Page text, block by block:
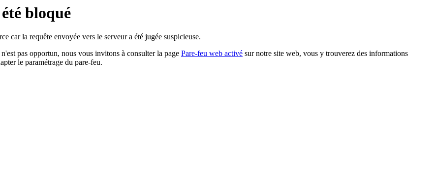
bloqué
car la requête envoyée vers le serveur a été jugée suspicieuse.
pas opportun, nous vous invitons à consulter la page Pare-feu web activé sur notre site web, vous y trouverez des informations
le paramétrage du pare-feu.